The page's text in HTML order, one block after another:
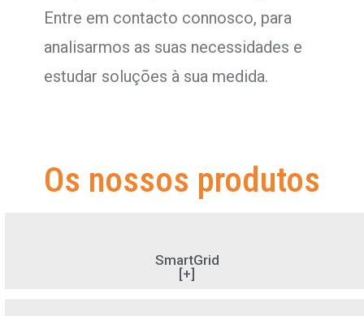
Entre em contacto connosco, para
analisarmos as suas necessidades e
estudar soluções à sua medida.
Os nossos produtos
SmartGrid
[+]